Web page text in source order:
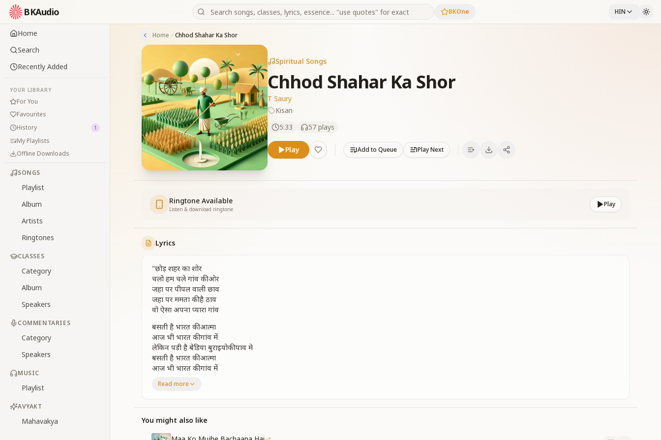
BKAudio BKOne HIN
Home
Search
Recently Added
YOUR LIBRARY
For You
Favourites
History
1
My Playlists
Offline Downloads
SONGS
Playlist
Album
Artists
Ringtones
CLASSES
Category
Album
Speakers
COMMENTARIES
Category
Speakers
MUSIC
Playlist
AVYAKT
Mahavakya
Home Chhod Shahar Ka Shor
Spiritual Songs
Chhod Shahar Ka Shor
T Saury
Kisan
5:33
57 plays
Play Add to Queue Play Next
Ringtone Available
Listen & download ringtone
Play
Lyrics
"छोड़ शहर का शोर
चलो हम चले गांव की ओर
जहा पर पीपल वाली छाव
जहा पर ममता की है ठाव
वो ऐसा अपना प्यारा गांव
बसती है भारत की आत्मा
आज भी भारत की गांव में
लेकिन पडी है बेडिया बुराइयोकी पाव मे
बसती है भारत की आत्मा
आज भी भारत की गांव में
बेडी को तोडें रूढी को छोडें
जहा पर पीपल वाली छाव
जहा पर ममता की है ठाव
Read more
You might also like